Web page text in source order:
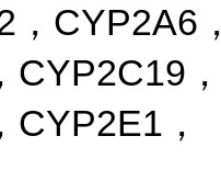
，CYP2A6，
CYP2C19，
，